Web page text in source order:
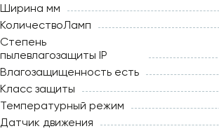
Ширина мм
КоличествоЛамп
Степень
пылевлагозащиты IP
Влагозащищенность есть
Класс защиты
Температурный режим
Датчик движения